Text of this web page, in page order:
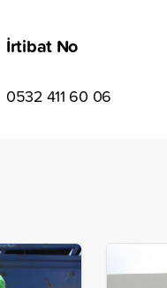
İrtibat No
0532 411 60 06